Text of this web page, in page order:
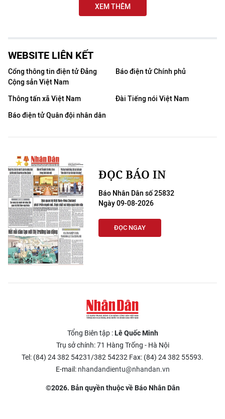
XEM THÊM
WEBSITE LIÊN KẾT
Cổng thông tin điện tử Đảng
Cộng sản Việt Nam
Báo điện tử Chính phủ
Thông tấn xã Việt Nam
Đài Tiếng nói Việt Nam
Báo điện tử Quân đội nhân dân
ĐỌC BÁO IN
Báo Nhân Dân số 25832
Ngày 09-08-2026
ĐỌC NGAY
Tổng Biên tập :Lê Quốc Minh
Trụ sở chính: 71 Hàng Trống - Hà Nội
Tel: (84) 24 382 54231/382 54232 Fax: (84) 24 382 55593.
E-mail: nhandandientu@nhandan.vn
©2026. Bản quyền thuộc về Báo Nhân Dân